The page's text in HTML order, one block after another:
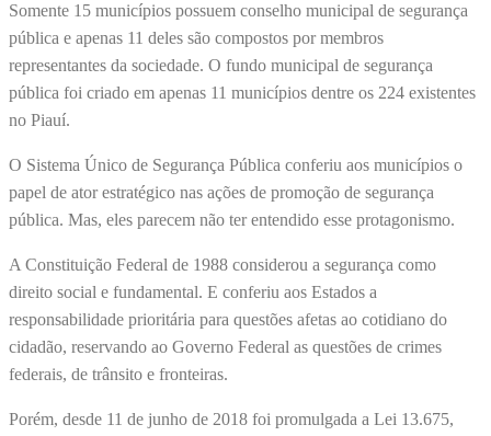
Somente 15 municípios possuem conselho municipal de segurança
pública e apenas 11 deles são compostos por membros
representantes da sociedade. O fundo municipal de segurança
pública foi criado em apenas 11 municípios dentre os 224 existentes
no Piauí.
O Sistema Único de Segurança Pública conferiu aos municípios o
papel de ator estratégico nas ações de promoção de segurança
pública. Mas, eles parecem não ter entendido esse protagonismo.
A Constituição Federal de 1988 considerou a segurança como
direito social e fundamental. E conferiu aos Estados a
responsabilidade prioritária para questões afetas ao cotidiano do
cidadão, reservando ao Governo Federal as questões de crimes
federais, de trânsito e fronteiras.
Porém, desde 11 de junho de 2018 foi promulgada a Lei 13.675,